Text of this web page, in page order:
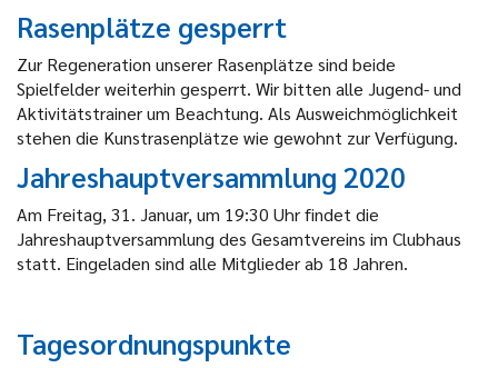
Rasenplätze gesperrt
Zur Regeneration unserer Rasenplätze sind beide
Spielfelder weiterhin gesperrt. Wir bitten alle Jugend- und
Aktivitätstrainer um Beachtung. Als Ausweichmöglichkeit
stehen die Kunstrasenplätze wie gewohnt zur Verfügung.
Jahreshauptversammlung 2020
Am Freitag, 31. Januar, um 19:30 Uhr findet die
Jahreshauptversammlung des Gesamtvereins im Clubhaus
statt. Eingeladen sind alle Mitglieder ab 18 Jahren.
Tagesordnungspunkte